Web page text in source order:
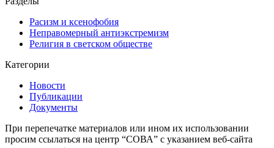
Расизм и ксенофобия
Неправомерный антиэкстремизм
Религия в светском обществе
Категории
Новости
Публикации
Документы
При перепечатке материалов или ином их использовании
просим ссылаться на центр “СОВА” с указанием веб-сайта